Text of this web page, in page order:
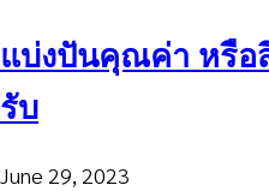
แบ่งปันคุณค่า หรือ
รับ
June 29, 2023